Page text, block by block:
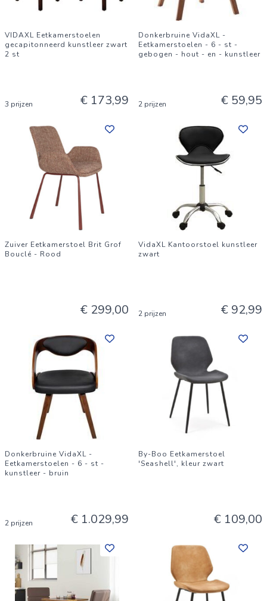
VIDAXL Eetkamerstoelen
gecapitonneerd kunstleer zwart
2 st
3 prijzen € 173,99
Donkerbruine VidaXL -
Eetkamerstoelen - 6 - st -
gebogen - hout - en - kunstleer
2 prijzen € 59,95
Zuiver Eetkamerstoel Brit Grof
Bouclé - Rood
€ 299,00
VidaXL Kantoorstoel kunstleer
zwart
2 prijzen € 92,99
Donkerbruine VidaXL -
Eetkamerstoelen - 6 - st -
kunstleer - bruin
2 prijzen € 1.029,99
By-Boo Eetkamerstoel
'Seashell', kleur zwart
€ 109,00